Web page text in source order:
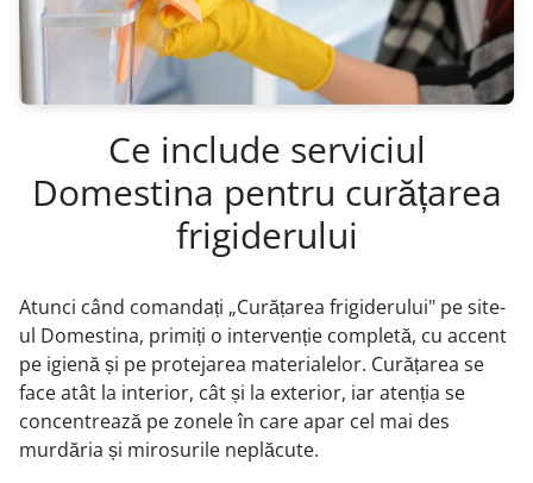
Ce include serviciul
Domestina pentru curățarea
frigiderului
Atunci când comandați „Curățarea frigiderului" pe site-
ul Domestina, primiți o intervenție completă, cu accent
pe igienă și pe protejarea materialelor. Curățarea se
face atât la interior, cât și la exterior, iar atenția se
concentrează pe zonele în care apar cel mai des
murdăria și mirosurile neplăcute.